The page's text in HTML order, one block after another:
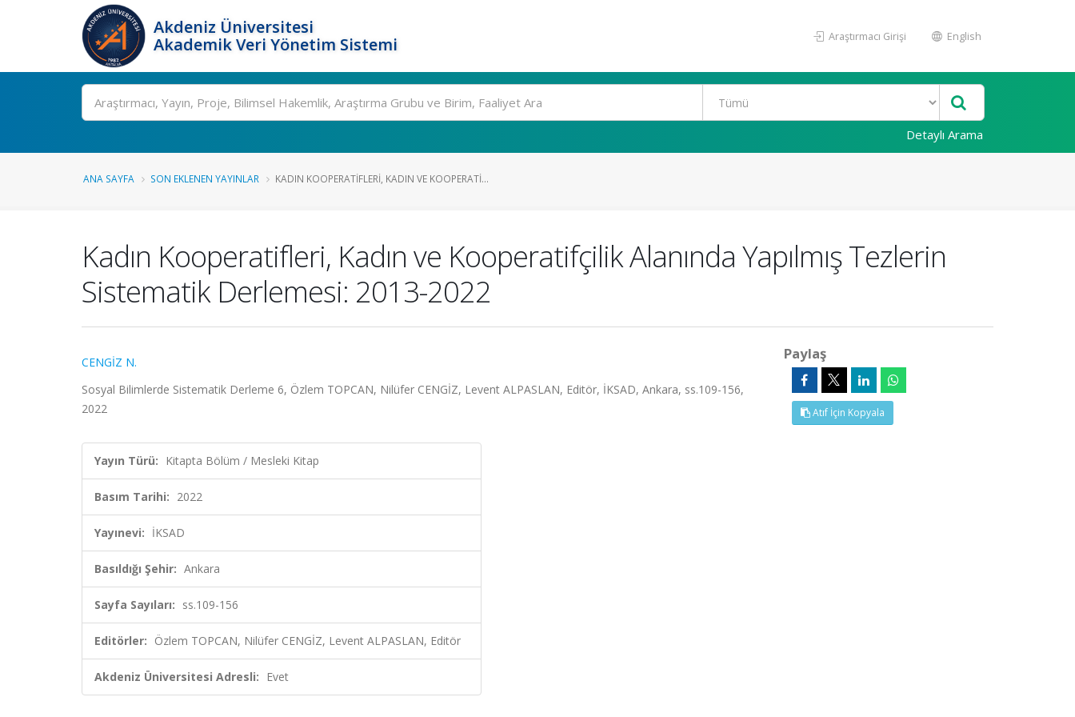
Akdeniz Üniversitesi
Akademik Veri Yönetim Sistemi
Araştırmacı Girişi English
Ara
Detaylı Arama
ANA SAYFA SON EKLENEN YAYINLAR KADIN KOOPERATIFLERI, KADIN VE KOOPERATI...
Kadın Kooperatifleri, Kadın ve Kooperatifçilik Alanında Yapılmış Tezlerin
Sistematik Derlemesi: 2013-2022
CENGİZ N.
Sosyal Bilimlerde Sistematik Derleme 6, Özlem TOPCAN, Nilüfer CENGİZ, Levent ALPASLAN, Editör, İKSAD, Ankara, ss.109-156,
2022
Yayın Türü: Kitapta Bölüm / Mesleki Kitap
Basım Tarihi: 2022
Yayınevi: İKSAD
Basıldığı Şehir: Ankara
Sayfa Sayıları: ss.109-156
Editörler: Özlem TOPCAN, Nilüfer CENGİZ, Levent ALPASLAN, Editör
Akdeniz Üniversitesi Adresli: Evet
Paylaş
Atıf İçin Kopyala